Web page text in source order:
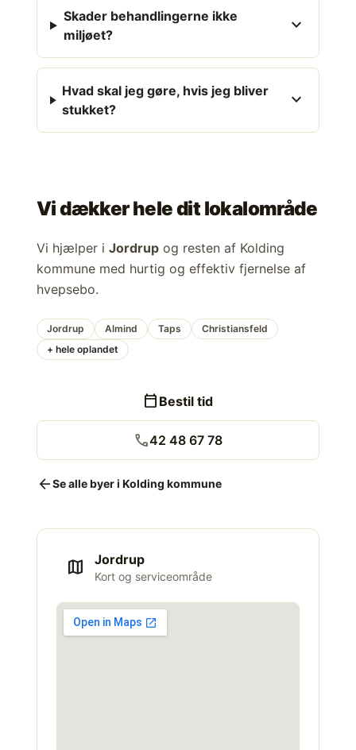
Skader behandlingerne ikke
miljøet?
expand_more
Hvad skal jeg gøre, hvis jeg bliver
stukket?
expand_more
Vi dækker hele dit lokalområde
Vi hjælper i Jordrup og resten af Kolding
kommune med hurtig og effektiv fjernelse af
hvepsebo.
Jordrup Almind Taps
Christiansfeld
+ hele oplandet
calendar_today Bestil tid
call42 48 67 78
arrow_backSe alle byer i Kolding kommune
map Jordrup
Kort og serviceområde